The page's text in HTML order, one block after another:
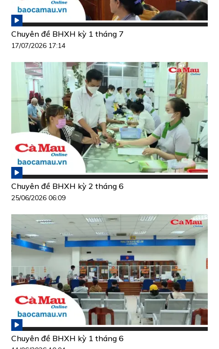
Chuyên đề BHXH kỳ 1 tháng 7
17/07/2026 17:14
Chuyên đề BHXH kỳ 2 tháng 6
25/06/2026 06:09
Chuyên đề BHXH kỳ 1 tháng 6